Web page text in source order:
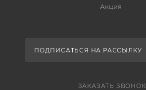
Акция
ПОДПИСАТЬСЯ НА РАССЫЛКУ
ЗАКАЗАТЬ ЗВОНОК